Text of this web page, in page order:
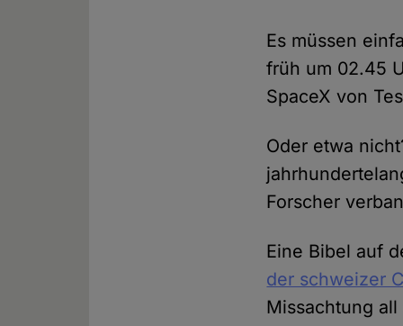
Es müssen
früh um 02.45
SpaceX von
Oder etwa
Forscher
Eine Bibel auf
der schweizer
Missachtung